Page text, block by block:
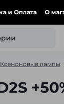
и Оплата О
Ксеноновые лампы